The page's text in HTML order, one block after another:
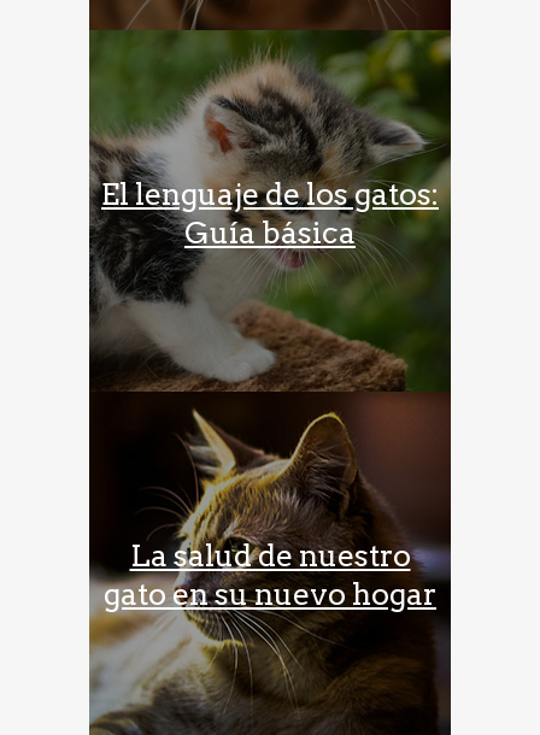
El lenguaje de los gatos:
Guía básica
La salud de nuestro
gato en su nuevo hogar